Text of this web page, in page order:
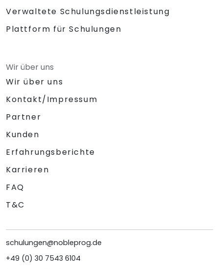
Verwaltete Schulungsdienstleistung
Plattform für Schulungen
Wir über uns
Wir über uns
Kontakt/Impressum
Partner
Kunden
Erfahrungsberichte
Karrieren
FAQ
T&C
schulungen@nobleprog.de
+49 (0) 30 7543 6104